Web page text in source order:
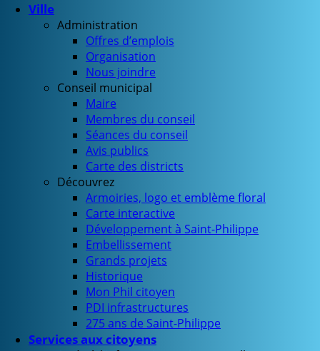
Ville
Administration
Offres d’emplois
Organisation
Nous joindre
Conseil municipal
Maire
Membres du conseil
Séances du conseil
Avis publics
Carte des districts
Découvrez
Armoiries, logo et emblème floral
Carte interactive
Développement à Saint-Philippe
Embellissement
Grands projets
Historique
Mon Phil citoyen
PDI infrastructures
275 ans de Saint-Philippe
Services aux citoyens